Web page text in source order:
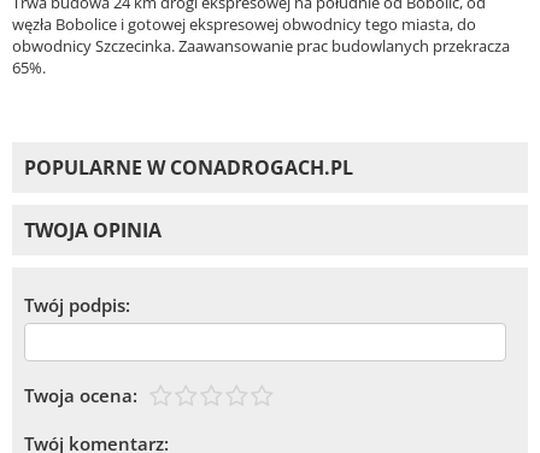
węzła Bobolice i gotowej ekspresowej obwodnicy tego miasta, do
obwodnicy Szczecinka. Zaawansowanie prac budowlanych przekracza
65%.
POPULARNE W CONADROGACH.PL
TWOJA OPINIA
Twój podpis:
Twoja ocena:
Twój komentarz: